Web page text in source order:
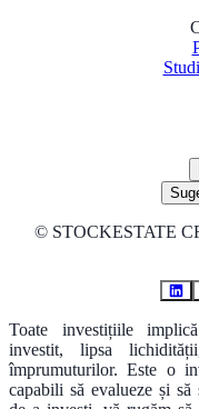
© STOCKESTATE
Toate investițiile
investit, lipsa
împrumuturilor. Este o
capabili să evalueze și să